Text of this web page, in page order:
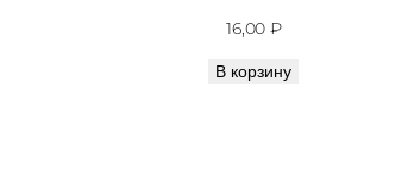
16,00₽
В корзину